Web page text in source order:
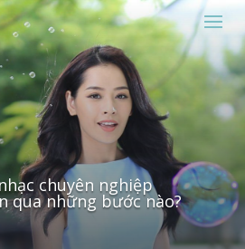
chuyên nghiệp
qua những bước nào?